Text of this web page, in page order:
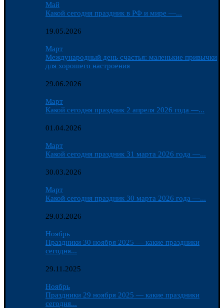
Май
Какой сегодня праздник в РФ и мире —...
19.05.2026
Март
Международный день счастья: маленькие привычки
для хорошего настроения
29.06.2026
Март
Какой сегодня праздник 2 апреля 2026 года —...
01.04.2026
Март
Какой сегодня праздник 31 марта 2026 года —...
30.03.2026
Март
Какой сегодня праздник 30 марта 2026 года —...
29.03.2026
Ноябрь
Праздники 30 ноября 2025 — какие праздники
сегодня...
29.11.2025
Ноябрь
Праздники 29 ноября 2025 — какие праздники
сегодня...